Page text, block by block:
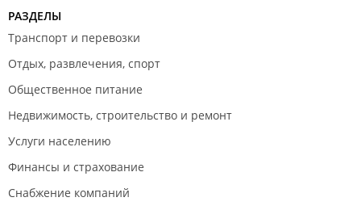
РАЗДЕЛЫ
Транспорт и перевозки
Отдых, развлечения, спорт
Общественное питание
Недвижимость, строительство и ремонт
Услуги населению
Финансы и страхование
Снабжение компаний